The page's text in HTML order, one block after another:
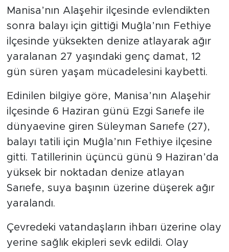
Manisa’nın Alaşehir ilçesinde evlendikten
sonra balayı için gittiği Muğla’nın Fethiye
ilçesinde yüksekten denize atlayarak ağır
yaralanan 27 yaşındaki genç damat, 12
gün süren yaşam mücadelesini kaybetti.
Edinilen bilgiye göre, Manisa’nın Alaşehir
ilçesinde 6 Haziran günü Ezgi Sarıefe ile
dünyaevine giren Süleyman Sarıefe (27),
balayı tatili için Muğla’nın Fethiye ilçesine
gitti. Tatillerinin üçüncü günü 9 Haziran’da
yüksek bir noktadan denize atlayan
Sarıefe, suya başının üzerine düşerek ağır
yaralandı.
Çevredeki vatandaşların ihbarı üzerine olay
yerine sağlık ekipleri sevk edildi. Olay